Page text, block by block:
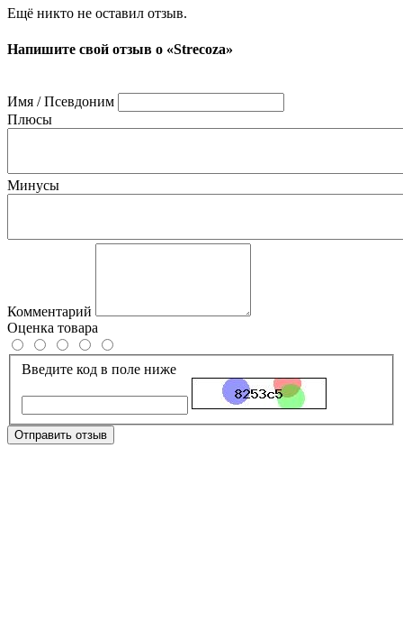
Ещё никто не оставил отзыв.
Напишите свой отзыв о «Strecoza»
Имя / Псевдоним
Плюсы
Минусы
Комментарий
Оценка товара
Введите код в поле ниже
Отправить отзыв